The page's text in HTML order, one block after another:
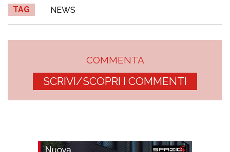
TAG NEWS
COMMENTA
SCRIVI/SCOPRI I COMMENTI